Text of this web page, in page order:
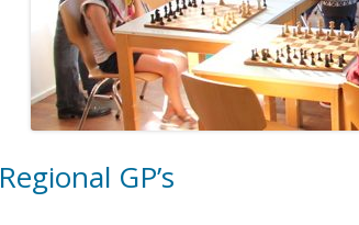
HANDIGE DOCUMENTENASPIRANTEN, HERFST 2023
SUPERSTERREN, HERFST 2023
Regional GP’s